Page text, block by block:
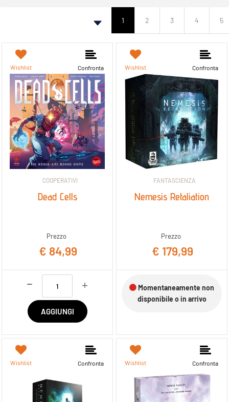
1 2 3 4 5
Wishlist Confronta
COOPERATIVI
Dead Cells
Prezzo
€ 84,99
AGGIUNGI
Wishlist Confronta
FANTASCIENZA
Nemesis Retaliation
Prezzo
€ 179,99
Momentaneamente non
disponibile o in arrivo
Wishlist Confronta Wishlist Confronta